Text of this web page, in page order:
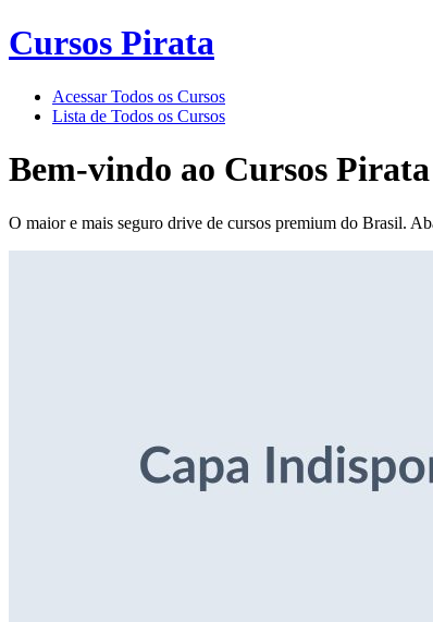
Cursos Pirata
Acessar Todos os Cursos
Lista de Todos os Cursos
Bem-vindo ao Cursos Pirata
O maior e mais seguro drive de cursos premium do Brasil.